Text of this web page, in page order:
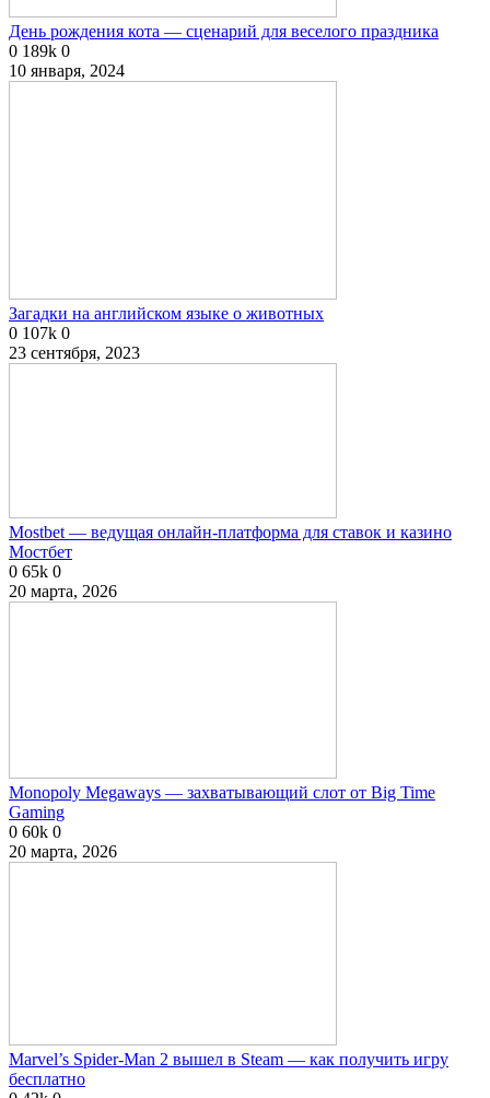
День рождения кота — сценарий для веселого праздника
0 189k 0
10 января, 2024
Загадки на английском языке о животных
0 107k 0
23 сентября, 2023
Mostbet — ведущая онлайн-платформа для ставок и казино
Мостбет
0 65k 0
20 марта, 2026
Monopoly Megaways — захватывающий слот от Big Time
Gaming
0 60k 0
20 марта, 2026
Marvel’s Spider-Man 2 вышел в Steam — как получить игру
бесплатно